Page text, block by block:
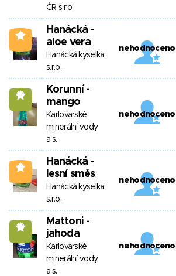
ČR s.r.o.
0
Hanácká -
aloe vera
Hanácká kyselka
s.r.o.
nehodnoceno
13
Korunní -
mango
Karlovarské
minerální vody
a.s.
nehodnoceno
0
Hanácká -
lesní směs
Hanácká kyselka
s.r.o.
nehodnoceno
13
Mattoni -
jahoda
Karlovarské
minerální vody
a.s.
nehodnoceno